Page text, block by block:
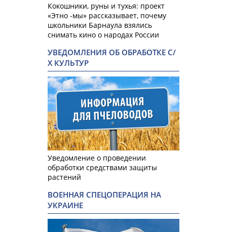
Кокошники, руны и тухья: проект
«Этно -мы» рассказывает, почему
школьники Барнаула взялись
снимать кино о народах России
УВЕДОМЛЕНИЯ ОБ ОБРАБОТКЕ С/
Х КУЛЬТУР
Уведомление о проведении
обработки средствами защиты
растений
ВОЕННАЯ СПЕЦОПЕРАЦИЯ НА
УКРАИНЕ